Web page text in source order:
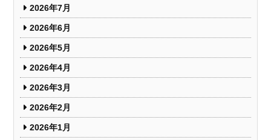
2026年7月
2026年6月
2026年5月
2026年4月
2026年3月
2026年2月
2026年1月